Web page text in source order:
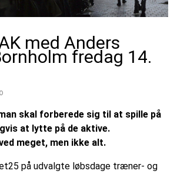
med Anders
fredag 14.
skal forberede sig til at spille på
at lytte på de aktive.
meget, men ikke alt.
på udvalgte løbsdage træner- og